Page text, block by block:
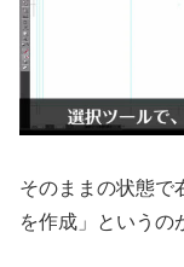
そのままの状態で
を作成」というの